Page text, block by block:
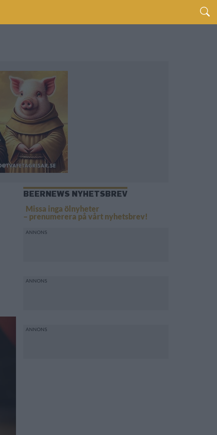
BEERNEWS NYHETSBREV
Missa inga ölnyheter
– prenumerera på vårt nyhetsbrev!